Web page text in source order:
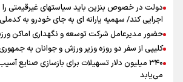
دولت در خصوص بنزین باید سیاستهای غیرقیمتی
اجرایی کند/ سهمیه یارانه ای به جای خودرو به
حضور مدیرعامل شرکت توسعه و نگهداری اماکن
کلیپی از سفر دو روزه وزیر ورزش و جوانان به
۳۴۰ میلیون دلار تسهیلات برای بازسازی صنایع
می‌یابد